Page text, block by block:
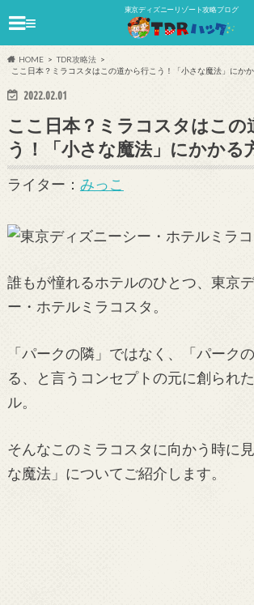
東京ディズニーリゾート攻略ブログ
≡
HOME
TDR攻略法
ここ日本？ミラコスタはこの道から行こう！「小さな魔法」にか
2022.02.01
ここ日本？ミラコスタはこの
う！「小さな魔法」にかかる
ライター： みっこ
誰もが憧れるホテルのひとつ、東京
ー・ホテルミラコスタ。
「パークの隣」ではなく、「パーク
る、と言うコンセプトの元に創られ
ル。
そんなこのミラコスタに向かう時に
な魔法」についてご紹介します。